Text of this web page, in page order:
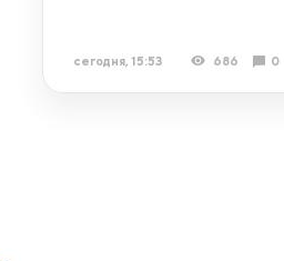
сегодня, 15:53 686 0